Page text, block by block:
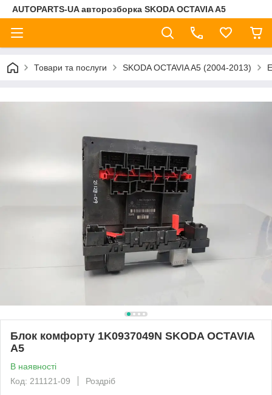
AUTOPARTS-UA авторозборка SKODA OCTAVIA A5
Товари та послуги SKODA OCTAVIA A5 (2004-2013)
Блок комфорту 1K0937049N SKODA OCTAVIA
A5
В наявності
Код: 211121-09
Роздріб